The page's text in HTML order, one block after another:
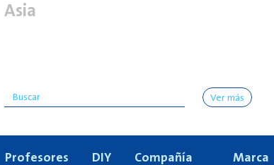
Asia
Ver más
Profesores DIY Compañía Marca